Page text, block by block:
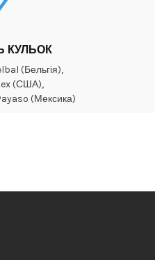
КУЛЬОК
(Бельгія),
(США),
(Мексика)